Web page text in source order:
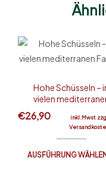
Hohe Schüsseln –
vielen
€26,90
inkl.Mwst zzgl
AUSFÜHRUNG WÄHLEN